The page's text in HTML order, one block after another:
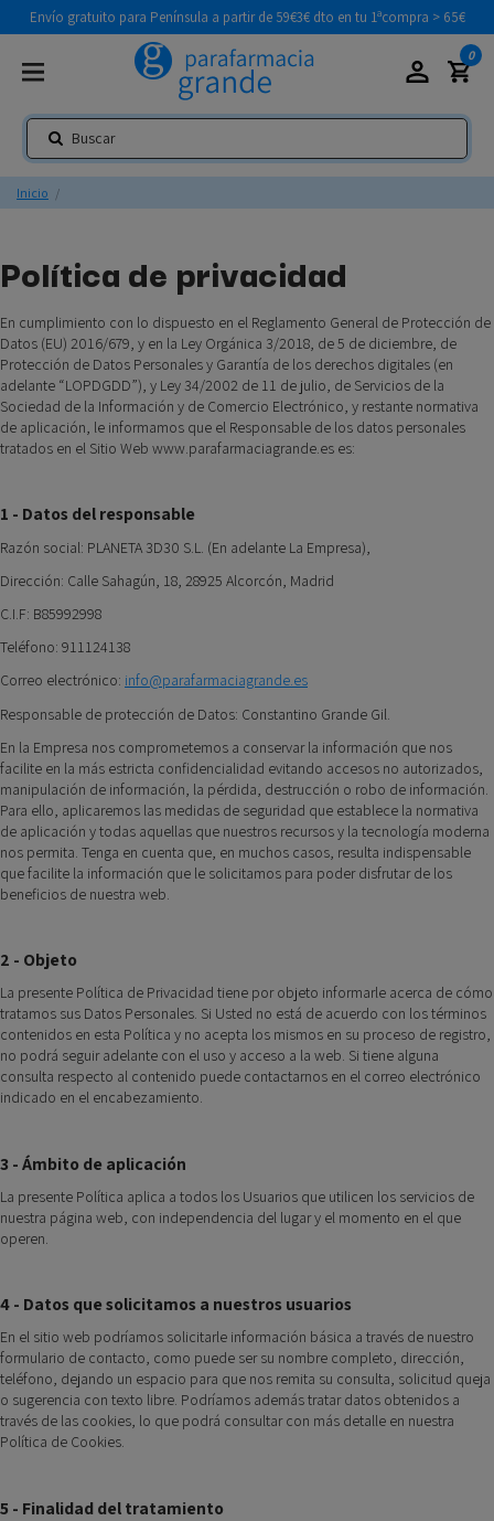
Envío gratuito para Península a partir de 59€3€ dto en tu 1ªcompra > 65€
0
Inicio
Política de privacidad
En cumplimiento con lo dispuesto en el Reglamento General de Protección de
Datos (EU) 2016/679, y en la Ley Orgánica 3/2018, de 5 de diciembre, de
Protección de Datos Personales y Garantía de los derechos digitales (en
adelante “LOPDGDD”), y Ley 34/2002 de 11 de julio, de Servicios de la
Sociedad de la Información y de Comercio Electrónico, y restante normativa
de aplicación, le informamos que el Responsable de los datos personales
tratados en el Sitio Web www.parafarmaciagrande.es es:
1 - Datos del responsable
Razón social: PLANETA 3D30 S.L. (En adelante La Empresa),
Dirección: Calle Sahagún, 18, 28925 Alcorcón, Madrid
C.I.F: B85992998
Teléfono: 911124138
Correo electrónico: info@parafarmaciagrande.es
Responsable de protección de Datos: Constantino Grande Gil.
En la Empresa nos comprometemos a conservar la información que nos
facilite en la más estricta confidencialidad evitando accesos no autorizados,
manipulación de información, la pérdida, destrucción o robo de información.
Para ello, aplicaremos las medidas de seguridad que establece la normativa
de aplicación y todas aquellas que nuestros recursos y la tecnología moderna
nos permita. Tenga en cuenta que, en muchos casos, resulta indispensable
que facilite la información que le solicitamos para poder disfrutar de los
beneficios de nuestra web.
2 - Objeto
La presente Política de Privacidad tiene por objeto informarle acerca de cómo
tratamos sus Datos Personales. Si Usted no está de acuerdo con los términos
contenidos en esta Política y no acepta los mismos en su proceso de registro,
no podrá seguir adelante con el uso y acceso a la web. Si tiene alguna
consulta respecto al contenido puede contactarnos en el correo electrónico
indicado en el encabezamiento.
3 - Ámbito de aplicación
La presente Política aplica a todos los Usuarios que utilicen los servicios de
nuestra página web, con independencia del lugar y el momento en el que
operen.
4 - Datos que solicitamos a nuestros usuarios
En el sitio web podríamos solicitarle información básica a través de nuestro
formulario de contacto, como puede ser su nombre completo, dirección,
teléfono, dejando un espacio para que nos remita su consulta, solicitud queja
o sugerencia con texto libre. Podríamos además tratar datos obtenidos a
través de las cookies, lo que podrá consultar con más detalle en nuestra
Política de Cookies.
5 - Finalidad del tratamiento